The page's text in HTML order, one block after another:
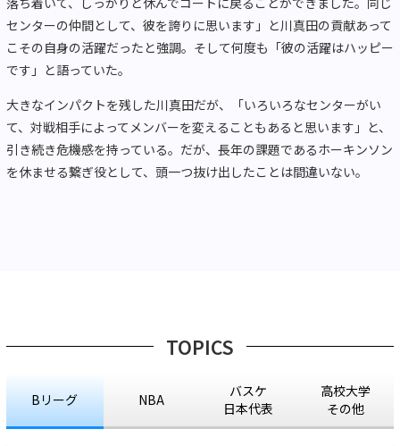
センターの仲間として、彼を誇りに思います」と川真田の貢献あって
こその自身の活躍だったと強調。そして何度も「彼の活躍はハッピー
です」と語っていた。
大きなインパクトを残した川真田だが、「いろいろなセンターがい
て、対戦相手によってメンバーを変えることもあると思います」と、
引き続き危機感を持っている。だが、長年の課題であるホーキンソン
を休ませる繋ぎ役として、頭一つ抜け出したことは間違いない。
TOPICS
Bリーグ NBA
バスケ
日本代表
高校大学
その他